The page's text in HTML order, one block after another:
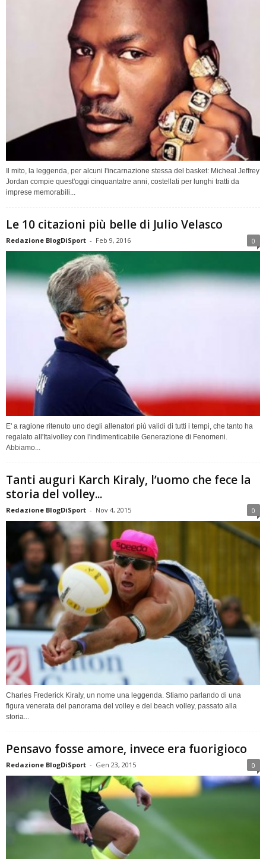
Il mito, la leggenda, per alcuni l'incarnazione stessa del basket: Micheal Jeffrey
Jordan compie quest'oggi cinquantatre anni, costellati per lunghi tratti da
imprese memorabili...
Le 10 citazioni più belle di Julio Velasco
Redazione BlogDiSport - Feb 9, 2016 0
E' a ragione ritenuto uno degli allenatori più validi di tutti i tempi, che tanto ha
regalato all'Italvolley con l'indimenticabile Generazione di Fenomeni.
Abbiamo...
Tanti auguri Karch Kiraly, l’uomo che fece la
storia del volley...
Redazione BlogDiSport - Nov 4, 2015 0
Charles Frederick Kiraly, un nome una leggenda. Stiamo parlando di una
figura venerata del panorama del volley e del beach volley, passato alla
storia...
Pensavo fosse amore, invece era fuorigioco
Redazione BlogDiSport - Gen 23, 2015 0